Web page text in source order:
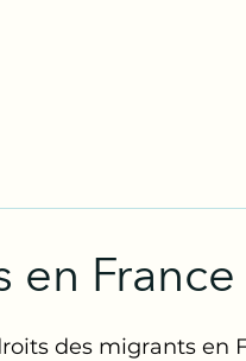
en France
des migrants en